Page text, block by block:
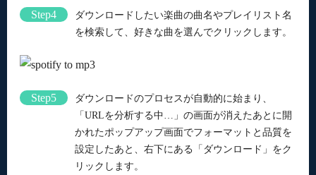
Step4
ダウンロードしたい楽曲の曲名やプレイリスト名
を検索して、好きな曲を選んでクリックします。
Step5
ダウンロードのプロセスが自動的に始まり、
「URLを分析する中…」の画面が消えたあとに開
かれたポップアップ画面でフォーマットと品質を
設定したあと、右下にある「ダウンロード」をク
リックします。